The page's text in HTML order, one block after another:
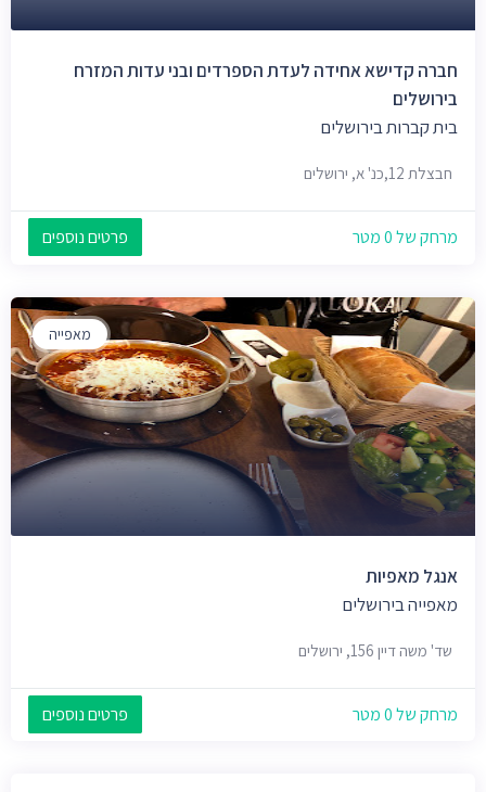
חברה קדישא אחידה לעדת הספרדים ובני עדות המזרח
בירושלים
בית קברות בירושלים
חבצלת 12,כנ' א, ירושלים
מרחק של 0 מטר פרטים נוספים
מאפייה
אנגל מאפיות
מאפייה בירושלים
שד' משה דיין 156, ירושלים
מרחק של 0 מטר פרטים נוספים